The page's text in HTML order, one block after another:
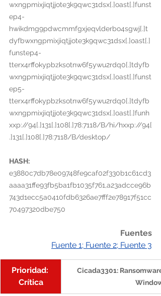
wxngpmixjiqtjjote3k9qwc31dsx[.]oast[.]funst
ep4-
hwikdmg9pdwcmmfgxjeqvlderbo4sgwj[.]t
dyfbwxngpmixjiqtjjote3k9qwc31dsx[.]oast[.]
funstep4-
tterx4rffokypbzksotnw6f5ywu2rdq0[.]tdyfb
wxngpmixjiqtjjote3k9qwc31dsx[.]oast[.]funst
ep5-
tterx4rffokypbzksotnw6f5ywu2rdq0[.]tdyfb
wxngpmixjiqtjjote3k9qwc31dsx[.]oast[.]funh
xxp://94[.]131[.]108[.]78:7118/B/hi/hxxp://94[
.]131[.]108[.]78:7118/B/desktop/
HASH:
e3880c7db78e09748fe9caf02f330b1c61cd3
aaaa31ffe93fb5ba1fb1035f761,a23adcce96b
743d1ecc5a0410fdb6326ae7fff2e78917f51cc
70497320dbe750
Fuentes
Fuente 1; Fuente 2; Fuente 3
Prioridad:
Crítica
Cicada3301: